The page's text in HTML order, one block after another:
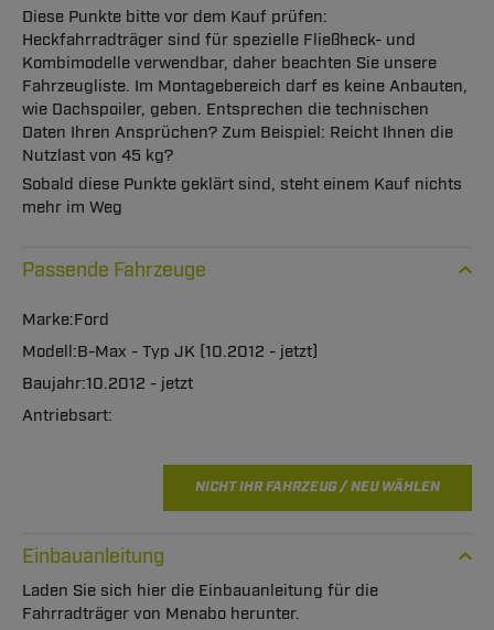
Diese Punkte bitte vor dem Kauf prüfen:
Heckfahrradträger sind für spezielle Fließheck- und
Kombimodelle verwendbar, daher beachten Sie unsere
Fahrzeugliste. Im Montagebereich darf es keine Anbauten,
wie Dachspoiler, geben. Entsprechen die technischen
Daten Ihren Ansprüchen? Zum Beispiel: Reicht Ihnen die
Nutzlast von 45 kg?
Sobald diese Punkte geklärt sind, steht einem Kauf nichts
mehr im Weg
Passende Fahrzeuge
Ford
B-Max - Typ JK (10.2012 - jetzt)
10.2012 - jetzt
NICHT IHR FAHRZEUG / NEU WÄHLEN
Einbauanleitung
Laden Sie sich hier die Einbauanleitung für die
Fahrradträger von Menabo herunter.